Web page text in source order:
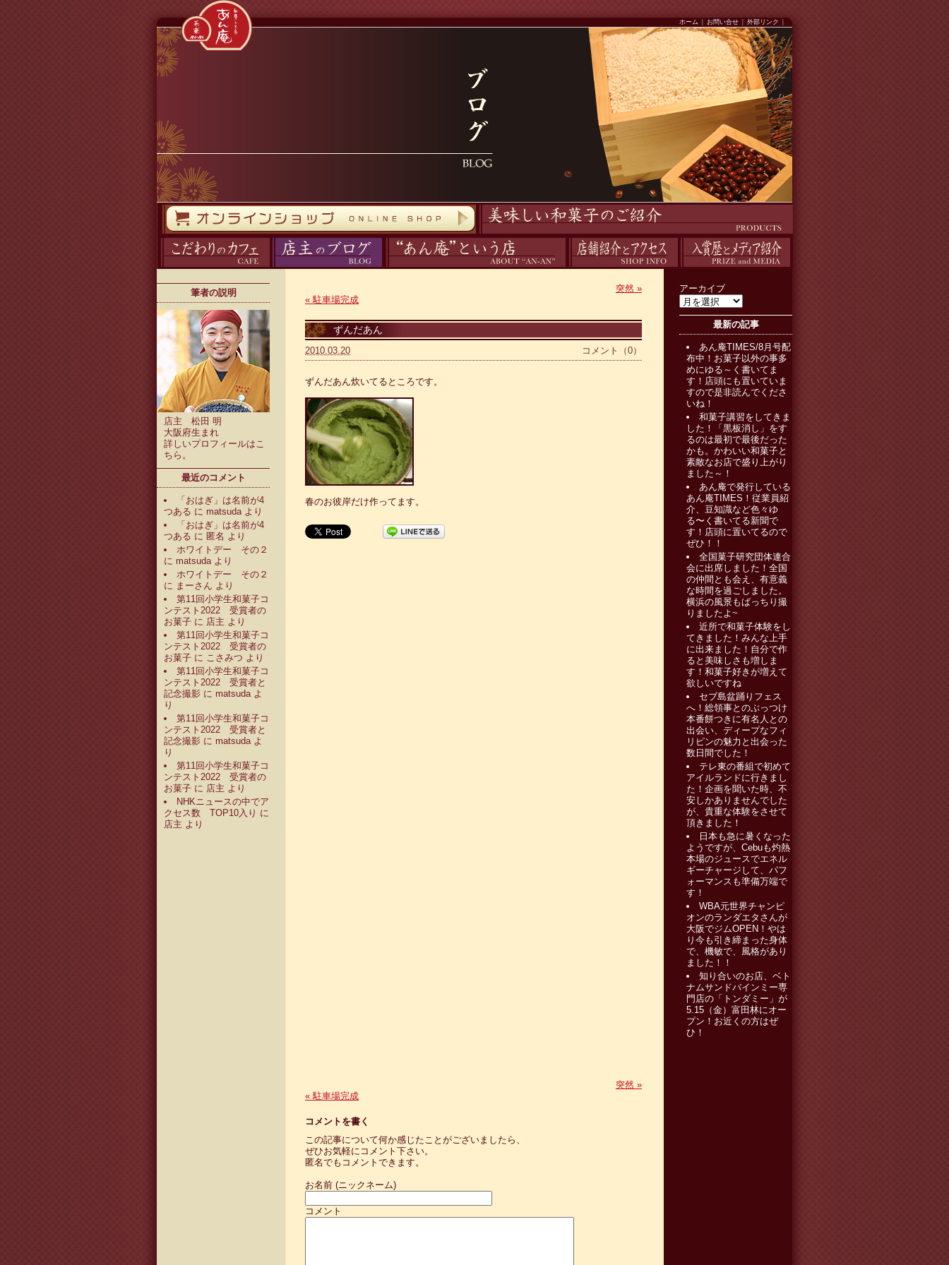
ホーム お問い合せ 外部リンク
筆者の説明
店主 松田 明
大阪府生まれ
詳しいプロフィールはこ
ちら 。
最近のコメント
「おはぎ」は名前が4
つある に matsudaより
「おはぎ」は名前が4
つある に 匿名 より
ホワイトデー その２
に matsudaより
ホワイトデー その２
に まーさん より
第11回小学生和菓子コ
ンテスト2022 受賞者の
お菓子 に 店主 より
第11回小学生和菓子コ
ンテスト2022 受賞者の
お菓子 に こさみつ より
第11回小学生和菓子コ
ンテスト2022 受賞者と
記念撮影 に matsudaよ
り
第11回小学生和菓子コ
ンテスト2022 受賞者と
記念撮影 に matsudaよ
り
第11回小学生和菓子コ
ンテスト2022 受賞者の
お菓子 に 店主 より
NHKニュースの中でア
クセス数 TOP10入り に
店主 より
アーカイブ
最新の記事
あん庵TIMES/8月号配
布中！お菓子以外の事多
めにゆる～く書いてま
す！店頭にも置いていま
すので是非読んでくださ
いね！
和菓子講習をしてきま
した！「黒板消し」をす
るのは最初で最後だった
かも。かわいい和菓子と
素敵なお店で盛り上がり
ました～！
あん庵で発行している
あん庵TIMES！従業員紹
介、豆知識など色々ゆ
る〜く書いてる新聞で
す！店頭に置いてるので
ぜひ！！
全国菓子研究団体連合
会に出席しました！全国
の仲間とも会え、有意義
な時間を過ごしました。
横浜の風景もばっちり撮
りましたよ~
近所で和菓子体験をし
てきました！みんな上手
に出来ました！自分で作
ると美味しさも増しま
す！和菓子好きが増えて
欲しいですね
セブ島盆踊りフェス
へ！総領事とのぶっつけ
本番餅つきに有名人との
出会い、ディープなフィ
リピンの魅力と出会った
数日間でした！
テレ東の番組で初めて
アイルランドに行きまし
た！企画を聞いた時、不
安しかありませんでした
が、貴重な体験をさせて
頂きました！
日本も急に暑くなった
ようですが、Cebuも灼熱
本場のジュースでエネル
ギーチャージして、パフ
ォーマンスも準備万端で
す！
WBA元世界チャンピ
オンのランダエタさんが
大阪でジムOPEN！やは
り今も引き締まった身体
で、機敏で、風格があり
ました！！
知り合いのお店、ベト
ナムサンドバインミー専
門店の「トンダミー」が
5.15（金）富田林にオー
プン！お近くの方はぜ
ひ！
突然 »
« 駐車場完成
ずんだあん
コメント（0）
2010.03.20
ずんだあん炊いてるところです。
春のお彼岸だけ作ってます。
突然 »
« 駐車場完成
コメントを書く
この記事について何か感じたことがございましたら、
ぜひお気軽にコメント下さい。
匿名でもコメントできます。
お名前 (ニックネーム)
コメント